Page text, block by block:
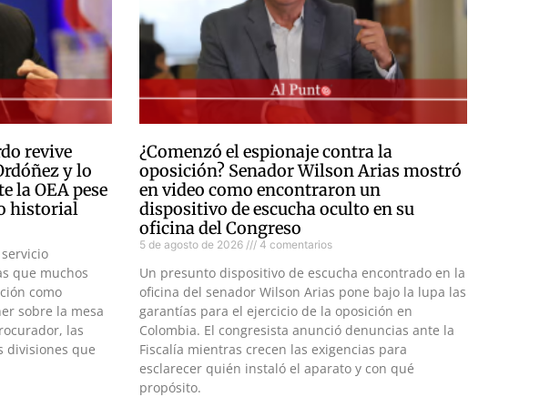
revive
y lo
la OEA pese
historial
que muchos
como
sobre la mesa
las
divisiones que
¿Comenzó el espionaje contra la
oposición? Senador Wilson Arias mostró
en video como encontraron un
dispositivo de escucha oculto en su
oficina del Congreso
5 de agosto de 2026 4 comentarios
Un presunto dispositivo de escucha encontrado en la
oficina del senador Wilson Arias pone bajo la lupa las
garantías para el ejercicio de la oposición en
Colombia. El congresista anunció denuncias ante la
Fiscalía mientras crecen las exigencias para
esclarecer quién instaló el aparato y con qué
propósito.